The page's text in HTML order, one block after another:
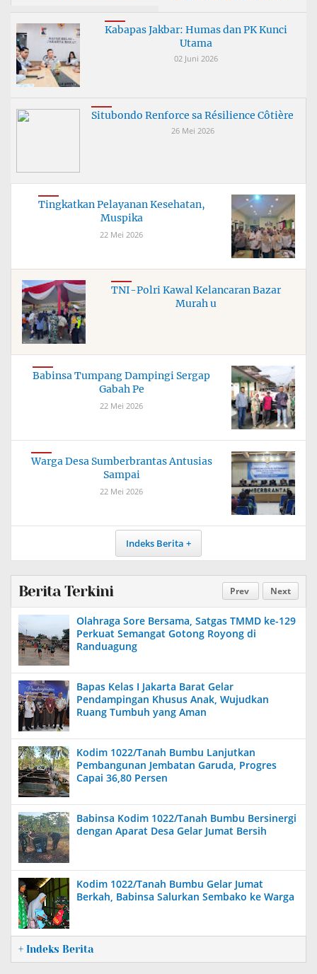
Kabapas Jakbar: Humas dan PK Kunci
Utama
02 Juni 2026
Situbondo Renforce sa Résilience Côtière
26 Mei 2026
Tingkatkan Pelayanan Kesehatan,
Muspika
22 Mei 2026
TNI-Polri Kawal Kelancaran Bazar
Murah u
Babinsa Tumpang Dampingi Sergap
Gabah Pe
22 Mei 2026
Warga Desa Sumberbrantas Antusias
Sampai
22 Mei 2026
Indeks Berita
Prev Next
Berita Terkini
Olahraga Sore Bersama, Satgas TMMD ke-129
Perkuat Semangat Gotong Royong di
Randuagung
Bapas Kelas I Jakarta Barat Gelar
Pendampingan Khusus Anak, Wujudkan
Ruang Tumbuh yang Aman
Kodim 1022/Tanah Bumbu Lanjutkan
Pembangunan Jembatan Garuda, Progres
Capai 36,80 Persen
Babinsa Kodim 1022/Tanah Bumbu Bersinergi
dengan Aparat Desa Gelar Jumat Bersih
Kodim 1022/Tanah Bumbu Gelar Jumat
Berkah, Babinsa Salurkan Sembako ke Warga
+ Indeks Berita